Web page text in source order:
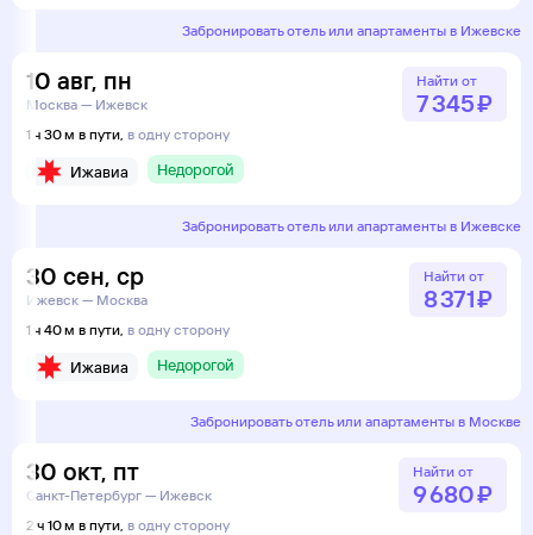
Забронировать отель или апартаменты в Ижевске
10 авг, пн
Москва — Ижевск
1 ч 30 м в пути, в одну сторону
Ижавиа Недорогой
Найти от
7 ⁠345 ⁠₽
Забронировать отель или апартаменты в Ижевске
30 сен, ср
Ижевск — Москва
1 ч 40 м в пути, в одну сторону
Ижавиа Недорогой
Найти от
8 ⁠371 ⁠₽
Забронировать отель или апартаменты в Москве
30 окт, пт
Санкт-Петербург — Ижевск
2 ч 10 м в пути, в одну сторону
Найти от
9 ⁠680 ⁠₽